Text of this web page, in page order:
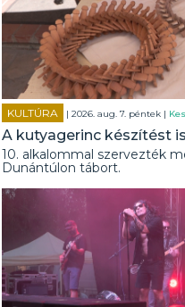
KULTÚRA | 2026. aug. 7. péntek |
A kutyagerinc készítést
10. alkalommal szervezték
Dunántúlon tábort.